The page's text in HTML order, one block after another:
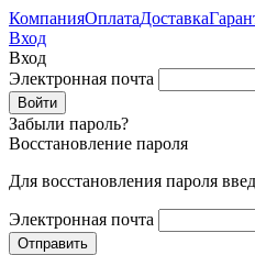
КомпанияОплатаДоставка
Вход
Вход
Электронная почта
Забыли пароль?
Восстановление пароля
Для восстановления пароля
Электронная почта